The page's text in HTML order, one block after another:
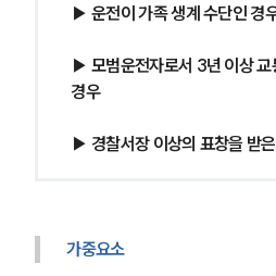
▶ 운전이 가족 생계 수단인 경
▶ 모범운전자로서 3년 이상 교
경우
▶ 경찰서장 이상의 표창을 받
가중요소